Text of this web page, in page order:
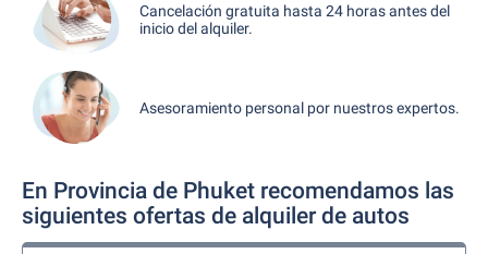
Cancelación gratuita hasta 24 horas antes del
inicio del alquiler.
Asesoramiento personal por nuestros expertos.
En Provincia de Phuket recomendamos las
siguientes ofertas de alquiler de autos